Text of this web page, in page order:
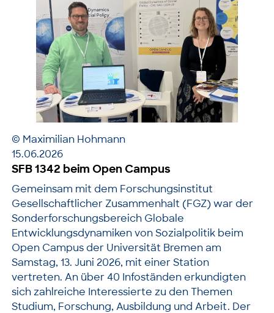
© Maximilian Hohmann
15.06.2026
SFB 1342 beim Open Campus
Gemeinsam mit dem Forschungsinstitut
Gesellschaftlicher Zusammenhalt (FGZ) war der
Sonderforschungsbereich Globale
Entwicklungsdynamiken von Sozialpolitik beim
Open Campus der Universität Bremen am
Samstag, 13. Juni 2026, mit einer Station
vertreten. An über 40 Infoständen erkundigten
sich zahlreiche Interessierte zu den Themen
Studium, Forschung, Ausbildung und Arbeit. Der